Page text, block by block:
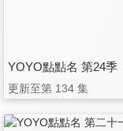
YOYO點點名 第24季
更新至第 134 集